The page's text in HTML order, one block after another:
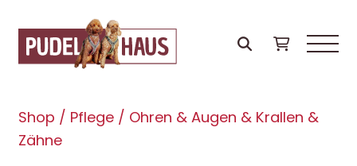
Shop / Pflege / Ohren & Augen & Krallen &
Zähne